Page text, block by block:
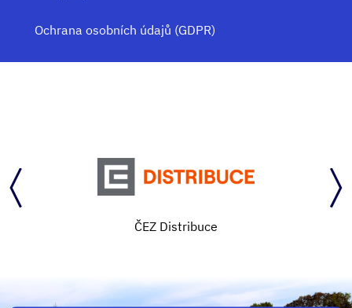
Ochrana osobních údajů (GDPR)
ČEZ Distribuce